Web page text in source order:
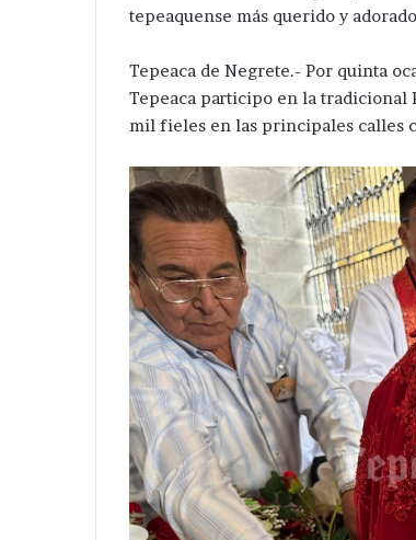
tepeaquense más querido y
Tepeaca de Negrete.- Por quinta
Tepeaca participo en la tradicional
mil fieles en las principales calles